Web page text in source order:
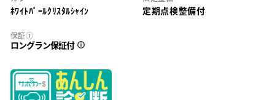
ﾎﾜｲﾄﾊﾟｰﾙｸﾘｽﾀﾙｼｬｲﾝ 定期点検整備付
保証①
ロングラン保証付